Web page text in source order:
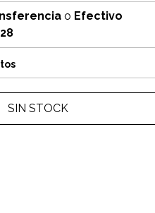
o Efectivo
SIN STOCK